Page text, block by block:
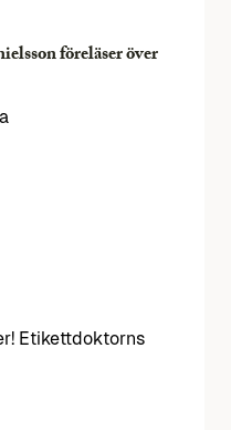
föreläser över
Etikettdoktorns